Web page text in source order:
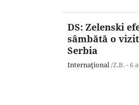
DS: Zelenski
sâmbătă o
Serbia
Internaţional /Z.B. -6